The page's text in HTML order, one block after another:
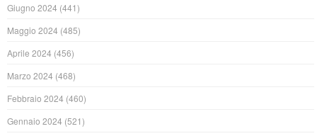
Giugno 2024 (441)
Maggio 2024 (485)
Aprile 2024 (456)
Marzo 2024 (468)
Febbraio 2024 (460)
Gennaio 2024 (521)